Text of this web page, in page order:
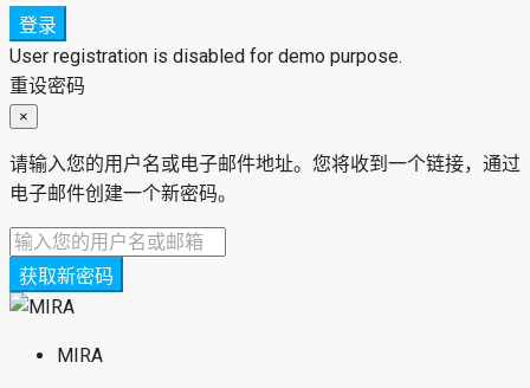
登录
User registration is disabled for demo purpose.
重设密码
×
请输入您的用户名或电子邮件地址。您将收到一个链接，通过
电子邮件创建一个新密码。
获取新密码
MIRA